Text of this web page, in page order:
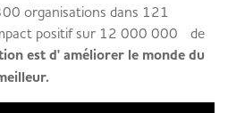
organisations dans 121
positif sur 12 000 000 de
est d' améliorer le monde du